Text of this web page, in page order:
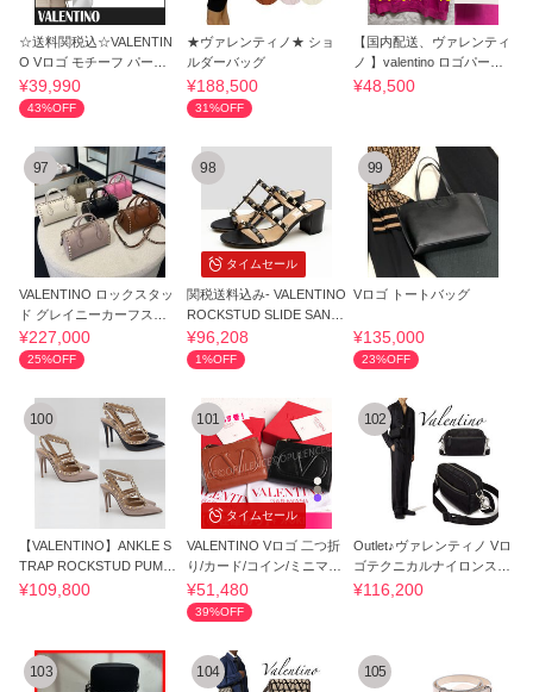
☆送料関税込☆VALENTIN
O Vロゴ モチーフ パール
ピアス☆超人気
¥39,990
43%OFF
★ヴァレンティノ★ ショ
ルダーバッグ
¥188,500
31%OFF
【国内配送、ヴァレンティ
ノ 】valentino ロゴパーカ
ー ピンク
¥48,500
97
VALENTINO ロックスタッ
ド グレイニーカーフスキ
ン ハンドバッグ
¥227,000
25%OFF
タイムセール
98
関税送料込み- VALENTINO
ROCKSTUD SLIDE SAND
AL サンダル
¥96,208
1%OFF
99
Vロゴ トートバッグ
¥135,000
23%OFF
100
【VALENTINO】ANKLE S
TRAP ROCKSTUD PUMP
S
¥109,800
タイムセール
101
VALENTINO Vロゴ 二つ折
り/カード/コイン/ミニマル/
薄い 財布
¥51,480
39%OFF
102
Outlet♪ヴァレンティノ Vロ
ゴテクニカルナイロンスモ
ールBag♪
¥116,200
103 104 105